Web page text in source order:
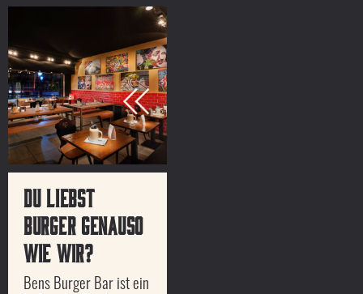
Du liebst
Burger genauso
wie wir?
Bens Burger Bar ist ein